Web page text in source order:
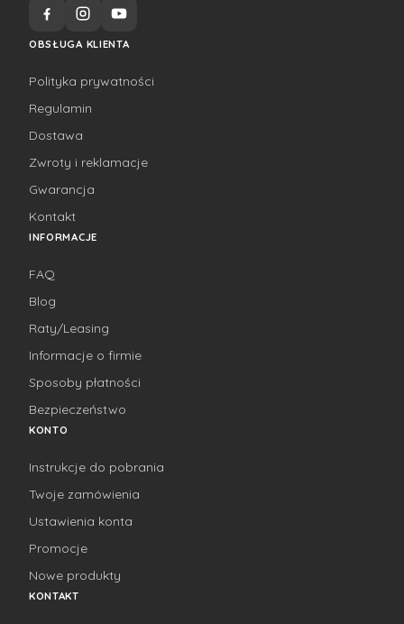
OBSŁUGA KLIENTA
Polityka prywatności
Regulamin
Dostawa
Zwroty i reklamacje
Gwarancja
Kontakt
INFORMACJE
FAQ
Blog
Raty/Leasing
Informacje o firmie
Sposoby płatności
Bezpieczeństwo
KONTO
Instrukcje do pobrania
Twoje zamówienia
Ustawienia konta
Promocje
Nowe produkty
KONTAKT